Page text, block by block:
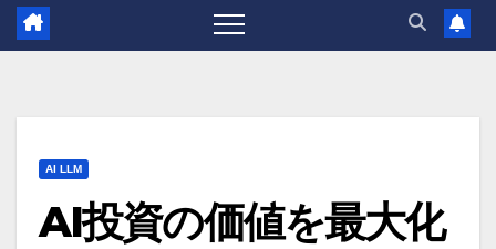
AI LLM
AI投資の価値を最大化